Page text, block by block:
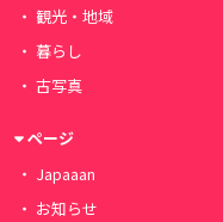
観光・地域
暮らし
古写真
ページ
Japaaan
お知らせ